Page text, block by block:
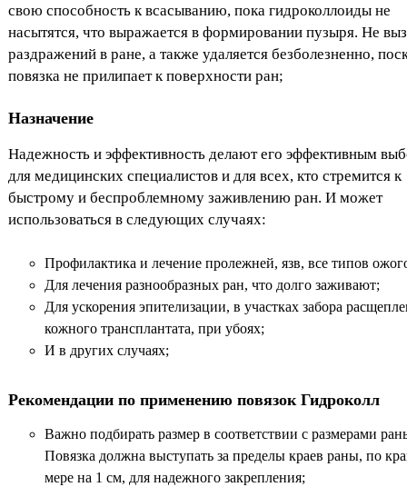
свою способность к всасыванию, пока гидроколлоиды не
насытятся, что выражается в формировании пузыря. Не
раздражений в ране, а также удаляется безболезненно,
повязка не прилипает к поверхности ран;
Назначение
Надежность и эффективность делают его эффективным
для медицинских специалистов и для всех, кто стремится к
быстрому и беспроблемному заживлению ран. И может
использоваться в следующих случаях:
Профилактика и лечение пролежней, язв, все типов
Для лечения разнообразных ран, что долго заживают;
Для ускорения эпителизации, в участках забора
кожного трансплантата, при убоях;
И в других случаях;
Рекомендации по применению повязок Гидроколл
Важно подбирать размер в соответствии с размерами
Повязка должна выступать за пределы краев раны, по
мере на 1 см, для надежного закрепления;